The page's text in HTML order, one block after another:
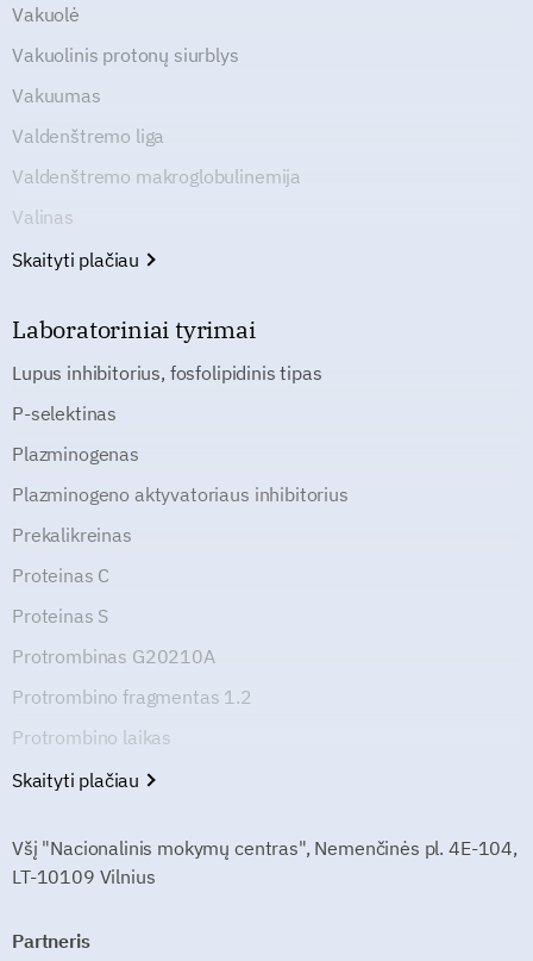
Vakuolė
Vakuolinis protonų siurblys
Vakuumas
Valdenštremo liga
Valdenštremo makroglobulinemija
Valinas
Skaityti plačiau
Laboratoriniai tyrimai
Lupus inhibitorius, fosfolipidinis tipas
P-selektinas
Plazminogenas
Plazminogeno aktyvatoriaus inhibitorius
Prekalikreinas
Proteinas C
Proteinas S
Protrombinas G20210A
Protrombino fragmentas 1.2
Protrombino laikas
Skaityti plačiau
Všį "Nacionalinis mokymų centras", Nemenčinės pl. 4E-104,
LT-10109 Vilnius
Partneris